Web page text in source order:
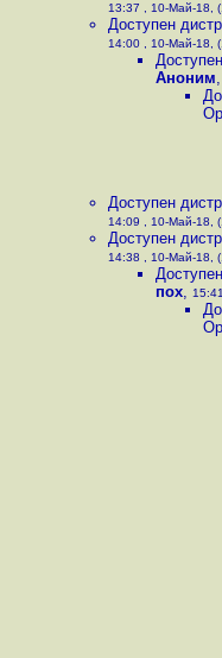
13:37 , 10-Май-18,
Доступен
14:00 , 10-Май-18,
Аноним,
Доступен
14:09 , 10-Май-18,
Доступен
14:38 , 10-Май-18,
пох,